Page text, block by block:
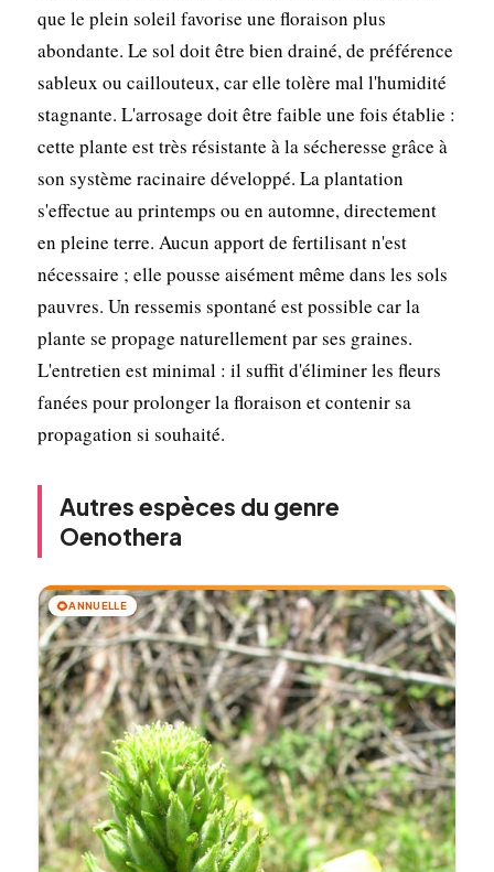
que le plein soleil favorise une floraison plus
abondante. Le sol doit être bien drainé, de préférence
sableux ou caillouteux, car elle tolère mal l'humidité
stagnante. L'arrosage doit être faible une fois établie :
cette plante est très résistante à la sécheresse grâce à
son système racinaire développé. La plantation
s'effectue au printemps ou en automne, directement
en pleine terre. Aucun apport de fertilisant n'est
nécessaire ; elle pousse aisément même dans les sols
pauvres. Un ressemis spontané est possible car la
plante se propage naturellement par ses graines.
L'entretien est minimal : il suffit d'éliminer les fleurs
fanées pour prolonger la floraison et contenir sa
propagation si souhaité.
Autres espèces du genre
Oenothera
🌻ANNUELLE